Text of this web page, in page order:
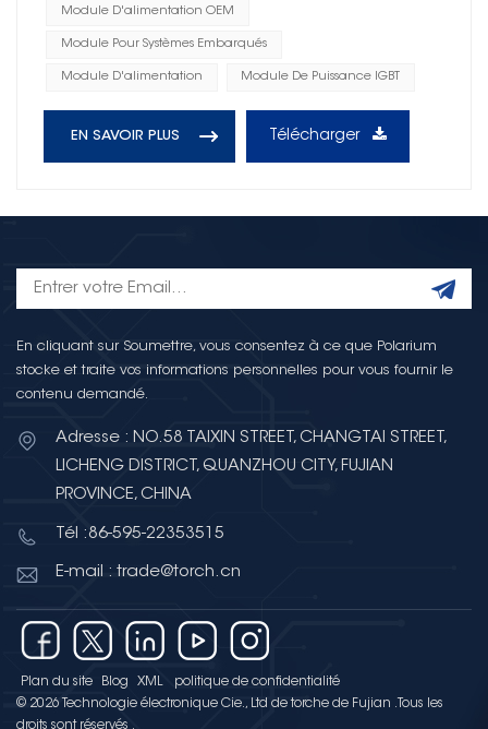
Module D'alimentation OEM
Module Pour Systèmes Embarqués
Module D'alimentation Module De Puissance IGBT
EN SAVOIR PLUS Télécharger
En cliquant sur Soumettre, vous consentez à ce que Polarium
stocke et traite vos informations personnelles pour vous fournir le
contenu demandé.
Adresse : NO.58 TAIXIN STREET, CHANGTAI STREET,
LICHENG DISTRICT, QUANZHOU CITY, FUJIAN
PROVINCE, CHINA
Tél :86-595-22353515
E-mail : trade@torch.cn
Plan du site Blog XML
politique de confidentialité
© 2026 Technologie électronique Cie., Ltd de torche de Fujian .Tous les
droits sont réservés .